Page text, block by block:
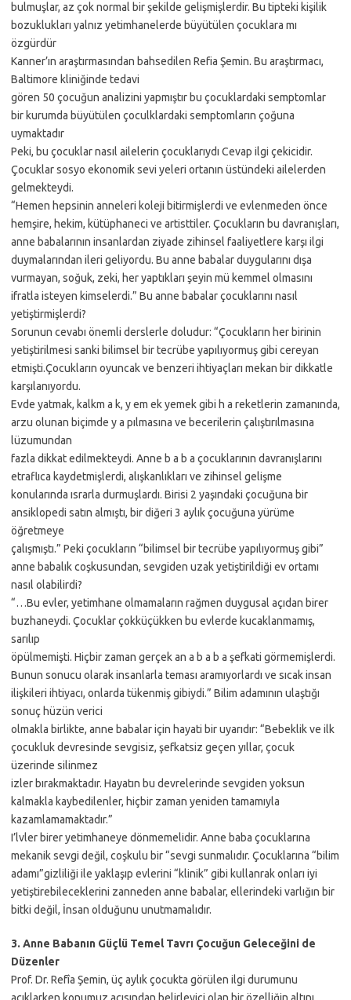
bulmuşlar, az çok normal bir şekilde gelişmişlerdir. Bu tipteki kişilik
bozuklukları yalnız yetimhanelerde büyütülen çocuklara mı
özgürdür
Kanner’ın araştırmasından bahsedilen Refia Şemin. Bu araştırmacı,
Baltimore kliniğinde tedavi
gören 50 çocuğun analizini yapmıştır bu çocuklardaki semptomlar
bir kurumda büyütülen çoculklardaki semptomların çoğuna
uymaktadır
Peki, bu çocuklar nasıl ailelerin çocuklarıydı Cevap ilgi çekicidir.
Çocuklar sosyo ekonomik sevi yeleri ortanın üstündeki ailelerden
gelmekteydi.
“Hemen hepsinin anneleri koleji bitirmişlerdi ve evlenmeden önce
hemşire, hekim, kütüphaneci ve artisttiler. Çocukların bu davranışları,
anne babalarının insanlardan ziyade zihinsel faaliyetlere karşı ilgi
duymalarından ileri geliyordu. Bu anne babalar duygularını dışa
vurmayan, soğuk, zeki, her yaptıkları şeyin mü kemmel olmasını
ifratla isteyen kimselerdi.” Bu anne babalar çocuklarını nasıl
yetiştirmişlerdi?
Sorunun cevabı önemli derslerle doludur: “Çocukların her birinin
yetiştirilmesi sanki bilimsel bir tecrübe yapılıyormuş gibi cereyan
etmişti.Çocukların oyuncak ve benzeri ihtiyaçları mekan bir dikkatle
karşılanıyordu.
Evde yatmak, kalkm a k, y em ek yemek gibi h a reketlerin zamanında,
arzu olunan biçimde y a pılmasına ve becerilerin çalıştırılmasına
lüzumundan
fazla dikkat edilmekteydi. Anne b a b a çocuklarının davranışlarını
etraflıca kaydetmişlerdi, alışkanlıkları ve zihinsel gelişme
konularında ısrarla durmuşlardı. Birisi 2 yaşındaki çocuğuna bir
ansiklopedi satın almıştı, bir diğeri 3 aylık çocuğuna yürüme
öğretmeye
çalışmıştı.” Peki çocukların “bilimsel bir tecrübe yapılıyormuş gibi”
anne babalık coşkusundan, sevgiden uzak yetiştirildiği ev ortamı
nasıl olabilirdi?
“…Bu evler, yetimhane olmamaların rağmen duygusal açıdan birer
buzhaneydi. Çocuklar çokküçükken bu evlerde kucaklanmamış,
sarılıp
öpülmemişti. Hiçbir zaman gerçek an a b a b a şefkati görmemişlerdi.
Bunun sonucu olarak insanlarla teması aramıyorlardı ve sıcak insan
ilişkileri ihtiyacı, onlarda tükenmiş gibiydi.” Bilim adamının ulaştığı
sonuç hüzün verici
olmakla birlikte, anne babalar için hayati bir uyarıdır: “Bebeklik ve ilk
çocukluk devresinde sevgisiz, şefkatsiz geçen yıllar, çocuk
üzerinde silinmez
izler bırakmaktadır. Hayatın bu devrelerinde sevgiden yoksun
kalmakla kaybedilenler, hiçbir zaman yeniden tamamıyla
kazamlamamaktadır.”
I’lvler birer yetimhaneye dönmemelidir. Anne baba çocuklarına
mekanik sevgi değil, coşkulu bir “sevgi sunmalıdır. Çocuklarına “bilim
adamı”gizliliği ile yaklaşıp evlerini “klinik” gibi kullanrak onları iyi
yetiştirebileceklerini zanneden anne babalar, ellerindeki varlığın bir
bitki değil, İnsan olduğunu unutmamalıdır.
3. Anne Babanın Güçlü Temel Tavrı Çocuğun Geleceğini de
Düzenler
Prof. Dr. Refîa Şemin, üç aylık çocukta görülen ilgi durumunu